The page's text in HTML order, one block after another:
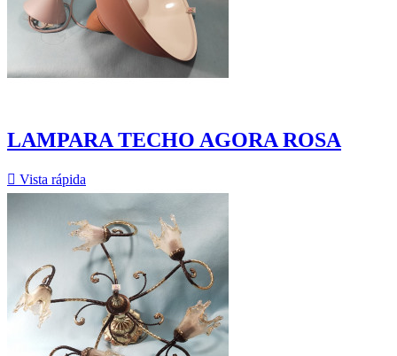
LAMPARA TECHO AGORA ROSA
 Vista rápida